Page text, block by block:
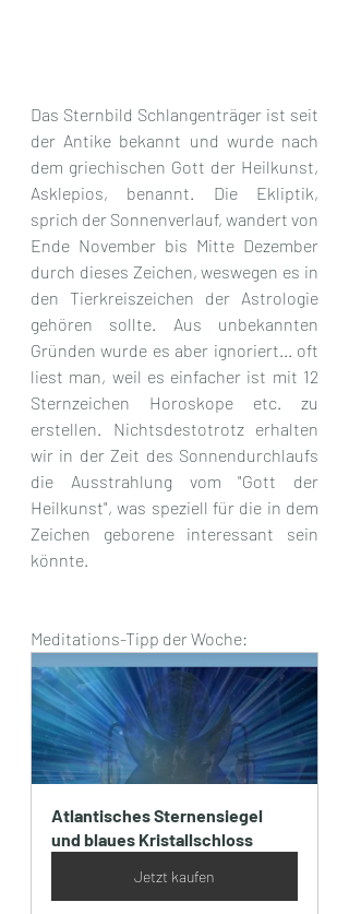
Das Sternbild Schlangenträger ist seit
der Antike bekannt und wurde nach
dem griechischen Gott der Heilkunst,
Asklepios, benannt. Die Ekliptik,
sprich der Sonnenverlauf, wandert von
Ende November bis Mitte Dezember
durch dieses Zeichen, weswegen es in
den Tierkreiszeichen der Astrologie
gehören sollte. Aus unbekannten
Gründen wurde es aber ignoriert... oft
liest man, weil es einfacher ist mit 12
Sternzeichen Horoskope etc. zu
erstellen. Nichtsdestotrotz erhalten
wir in der Zeit des Sonnendurchlaufs
die Ausstrahlung vom "Gott der
Heilkunst", was speziell für die in dem
Zeichen geborene interessant sein
könnte.
Meditations-Tipp der Woche:
Atlantisches Sternensiegel
und blaues Kristallschloss
Jetzt kaufen